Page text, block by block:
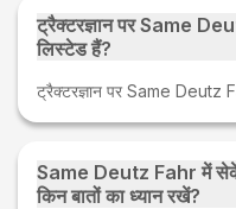
ट्रैक्टरज्ञान पर Same
लिस्टेड हैं?
ट्रैक्टरज्ञान पर Same Deutz
Same Deutz Fahr में
किन बातों का ध्यान रखें?